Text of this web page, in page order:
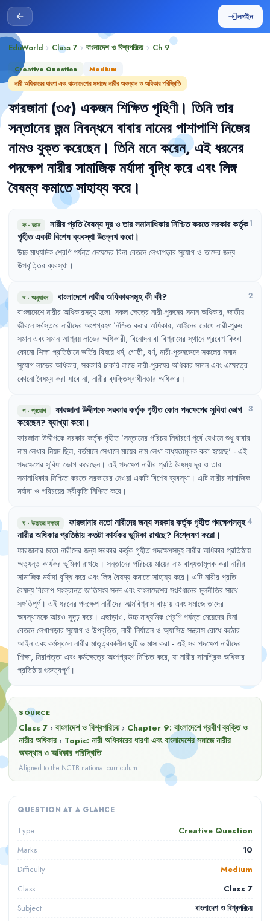
arrow_back loginলগইন
EduWorld chevron_right Class 7 chevron_right বাংলাদেশ ও বিশ্বপরিচয় chevron_right Ch 9
Creative Question
Medium
নারী অধিকারের ধারণা এবং বাংলাদেশের সমাজে নারীর অবস্থান ও অধিকার পরিস্থিতি
ফারজানা (৩৫) একজন শিক্ষিত গৃহিণী। তিনি তার
সন্তানের জন্ম নিবন্ধনে বাবার নামের পাশাপাশি নিজের
নামও যুক্ত করেছেন। তিনি মনে করেন, এই ধরনের
পদক্ষেপ নারীর সামাজিক মর্যাদা বৃদ্ধি করে এবং লিঙ্গ
বৈষম্য কমাতে সাহায্য করে।
ক·জ্ঞান নারীরপ্রতিবৈষম্যদূরওতারসমানাধিকারনিশ্চিতকরতেসরকারকর্তৃক
গৃহীতএকটিবিশেষব্যবস্থাউল্লেখকরো।
1
উচ্চ মাধ্যমিক শ্রেণি পর্যন্ত মেয়েদের বিনা বেতনে লেখাপড়ার সুযোগ ও তাদের জন্য
উপবৃত্তির ব্যবস্থা ।
খ· অনুধাবন বাংলাদেশেনারীরঅধিকারসমূহকীকী? 2
বাংলাদেশে নারীর অধিকারসমূহ হলো: সকল ক্ষেত্রে নারী-পুরুষের সমান অধিকার, জাতীয়
জীবনে সর্বস্তরে নারীদের অংশগ্রহণ নিশ্চিত করার অধিকার, আইনের চোখে নারী-পুরুষ
সমান এবং সমান আশ্রয় লাভের অধিকারী, বিনোদন বা বিশ্রামের স্থানে প্রবেশ কিংবা
কোনো শিক্ষা প্রতিষ্ঠানে ভর্তির বিষয়ে ধর্ম, গোষ্ঠী, বর্ণ, নারী-পুরুষভেদে সকলের সমান
সুযোগ লাভের অধিকার, সরকারি চাকরি লাভে নারী-পুরুষের অধিকার সমান এবং এক্ষেত্রে
কোনো বৈষম্য করা যাবে না, নারীর ব্যক্তিস্বাধীনতার অধিকার ।
গ· প্রয়োগ ফারজানাউদ্দীপকেসরকারকর্তৃকগৃহীতকোনপদক্ষেপেরসুবিধাভোগ
করেছেন?ব্যাখ্যাকরো।
3
ফারজানা উদ্দীপকে সরকার কর্তৃক গৃহীত 'সন্তানের পরিচয় নির্ধারণে পূর্বে যেখানে শুধু বাবার
নাম লেখার নিয়ম ছিল, বর্তমানে সেখানে মায়ের নাম লেখা বাধ্যতামূলক করা হয়েছে' - এই
পদক্ষেপের সুবিধা ভোগ করেছেন। এই পদক্ষেপ নারীর প্রতি বৈষম্য দূর ও তার
সমানাধিকার নিশ্চিত করতে সরকারের নেওয়া একটি বিশেষ ব্যবস্থা । এটি নারীর সামাজিক
মর্যাদা ও পরিচয়ের স্বীকৃতি নিশ্চিত করে ।
ঘ· উচ্চতর দক্ষতা ফারজানারমতোনারীদেরজন্যসরকারকর্তৃকগৃহীতপদক্ষেপসমূহ
নারীরঅধিকারপ্রতিষ্ঠায়কতটাকার্যকরভূমিকারাখছে?বিশ্লেষণকরো।
4
ফারজানার মতো নারীদের জন্য সরকার কর্তৃক গৃহীত পদক্ষেপসমূহ নারীর অধিকার প্রতিষ্ঠায়
অত্যন্ত কার্যকর ভূমিকা রাখছে । সন্তানের পরিচয়ে মায়ের নাম বাধ্যতামূলক করা নারীর
সামাজিক মর্যাদা বৃদ্ধি করে এবং লিঙ্গ বৈষম্য কমাতে সাহায্য করে । এটি নারীর প্রতি
বৈষম্য বিলোপ সংক্রান্ত জাতিসংঘ সনদ এবং বাংলাদেশের সংবিধানের মূলনীতির সাথে
সঙ্গতিপূর্ণ। এই ধরনের পদক্ষেপ নারীদের আত্মবিশ্বাস বাড়ায় এবং সমাজে তাদের
অবস্থানকে আরও সুদৃঢ় করে । এছাড়াও, উচ্চ মাধ্যমিক শ্রেণি পর্যন্ত মেয়েদের বিনা
বেতনে লেখাপড়ার সুযোগ ও উপবৃত্তি, নারী নির্যাতন ও অ্যাসিড সন্ত্রাস রোধে কঠোর
আইন এবং কর্মস্থলে নারীর মাতৃত্বকালীন ছুটি ৬ মাস করা - এই সব পদক্ষেপ নারীদের
শিক্ষা, নিরাপত্তা এবং কর্মক্ষেত্রে অংশগ্রহণ নিশ্চিত করে, যা নারীর সামগ্রিক অধিকার
প্রতিষ্ঠায় গুরুত্বপূর্ণ।
SOURCE
Class 7 › বাংলাদেশ ও বিশ্বপরিচয় › Chapter 9: বাংলাদেশে প্রবীণ ব্যক্তি ও
নারীর অধিকার › Topic: নারী অধিকারের ধারণা এবং বাংলাদেশের সমাজে নারীর
অবস্থান ও অধিকার পরিস্থিতি
Aligned to the NCTB national curriculum.
QUESTION AT A GLANCE
Type Creative Question
Marks 10
Difficulty Medium
Class Class 7
Subject বাংলাদেশ ও বিশ্বপরিচয়